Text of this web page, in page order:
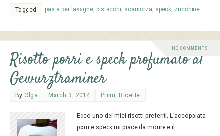
Tagged pasta per lasagne, pistacchi, scamorza, speck, zucchine
NO COMMENTS
Risotto porri e speck profumato al
Gewurztraminer
By Olga March 3, 2014 Primi Ricette
Ecco uno dei miei risotti preferiti. L’accoppiata
porri e speck mi piace da morire e il